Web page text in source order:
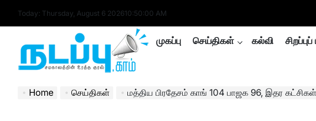
Today: Thursday, August 6 202610:50:01 AM
nadappu.com
முகப்பு செய்திகள் கல்வி
Home செய்திகள் மத்திய பிரதேசம் காங் 104 பாஜக 96, இதர